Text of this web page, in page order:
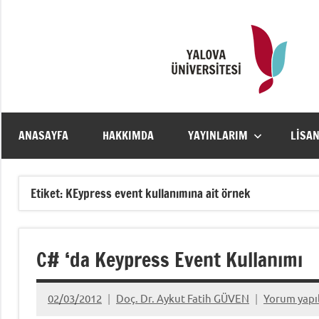
ANASAYFA HAKKIMDA YAYINLARIM
Etiket: KEypress event kullanımına ait örnek
C# ‘da Keypress Event Kullanımı
02/03/2012 Doç. Dr. Aykut Fatih GÜVEN Yorum